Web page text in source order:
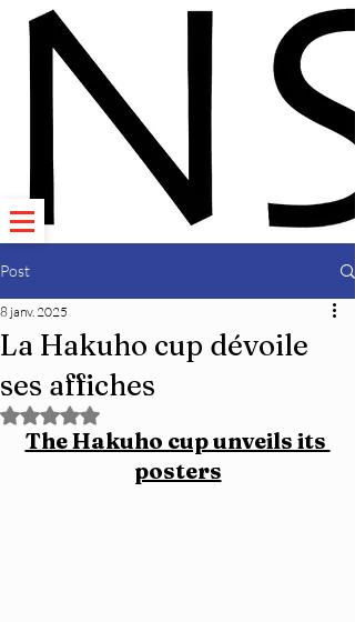
Post
La Hakuho cup dévoile
ses affiches
8 janv. 2025
Noté NaN étoiles sur 5.
The Hakuho cup unveils its
posters